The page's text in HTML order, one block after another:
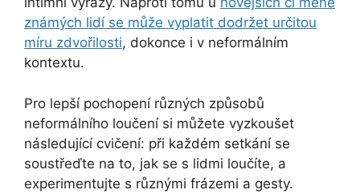
známých lidí se může vyplatit dodržet určitou
míru zdvořilosti, dokonce i v neformálním
kontextu.
Pro lepší pochopení různých způsobů
neformálního loučení si můžete vyzkoušet
následující cvičení: při každém setkání se
soustřeďte na to, jak se s lidmi loučíte, a
experimentujte s různými frázemi a gesty.